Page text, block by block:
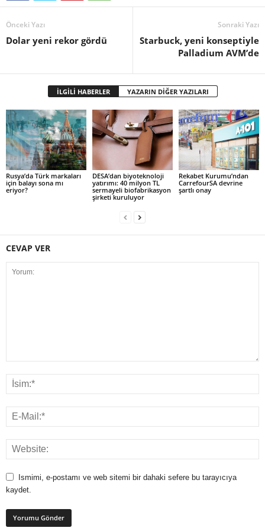
Önceki Yazı
Dolar yeni rekor gördü
Sonraki Yazı
Starbuck, yeni konseptiyle
Palladium AVM’de
İLGİLİ HABERLER YAZARIN DİĞER YAZILARI
Rusya’da Türk markaları
için balayı sona mı
eriyor?
DESA’dan biyoteknoloji
yatırımı: 40 milyon TL
sermayeli biofabrikasyon
şirketi kuruluyor
Rekabet Kurumu’ndan
CarrefourSA devrine
şartlı onay
CEVAP VER
Ismimi, e-postamı ve web sitemi bir dahaki sefere bu tarayıcıya
kaydet.